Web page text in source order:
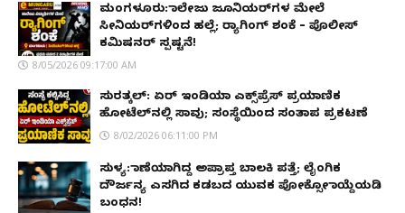
ಮಂಗಳೂರು: ಕಾಲೇಜು ಜೂನಿಯರ್‌ಗಳ ಮೇಲೆ
ಸೀನಿಯರ್‌ಗಳಿಂದ ಹಲ್ಲೆ; ರ‌್ಯಾಗಿಂಗ್ ಶಂಕೆ – ಪೊಲೀಸ್
ಕಮಿಷನರ್ ಸ್ಪಷ್ಟನೆ!
8/05/2026 09:17:00 AM
ಸುರತ್ಕಲ್: ಏರ್ ಇಂಡಿಯಾ ಎಕ್ಸ್‌ಪ್ರೆಸ್ ಪ್ರಯಾಣಿಕ
ಹೋಟೆಲ್‌ನಲ್ಲಿ ಸಾವು; ಸಂಸ್ಥೆಯಿಂದ ಸಂತಾಪ ಪ್ರಕಟಣೆ
8/02/2026 06:11:00 PM
ಸುಳ್ಯ: ಕಾಣೆಯಾಗಿದ್ದ ಅಪ್ರಾಪ್ತ ಬಾಲಕಿ ಪತ್ತೆ; ಲೈಂಗಿಕ
ದೌರ್ಜನ್ಯ ಎಸಗಿದ ಕಡಬದ ಯುವಕ ಪೋಕ್ಸೋ ಕಾಯ್ದೆಯಡಿ
ಬಂಧನ!